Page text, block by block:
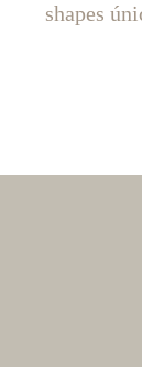
shapes